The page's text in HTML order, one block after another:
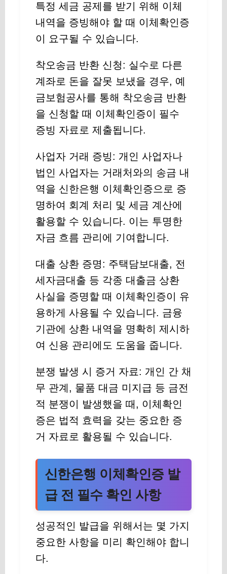
특정 세금 공제를 받기 위해 이체
내역을 증빙해야 할 때 이체확인증
이 요구될 수 있습니다.
착오송금 반환 신청: 실수로 다른
계좌로 돈을 잘못 보냈을 경우, 예
금보험공사를 통해 착오송금 반환
을 신청할 때 이체확인증이 필수
증빙 자료로 제출됩니다.
사업자 거래 증빙: 개인 사업자나
법인 사업자는 거래처와의 송금 내
역을 신한은행 이체확인증으로 증
명하여 회계 처리 및 세금 계산에
활용할 수 있습니다. 이는 투명한
자금 흐름 관리에 기여합니다.
대출 상환 증명: 주택담보대출, 전
세자금대출 등 각종 대출금 상환
사실을 증명할 때 이체확인증이 유
용하게 사용될 수 있습니다. 금융
기관에 상환 내역을 명확히 제시하
여 신용 관리에도 도움을 줍니다.
분쟁 발생 시 증거 자료: 개인 간 채
무 관계, 물품 대금 미지급 등 금전
적 분쟁이 발생했을 때, 이체확인
증은 법적 효력을 갖는 중요한 증
거 자료로 활용될 수 있습니다.
신한은행 이체확인증 발
급 전 필수 확인 사항
성공적인 발급을 위해서는 몇 가지
중요한 사항을 미리 확인해야 합니
다.